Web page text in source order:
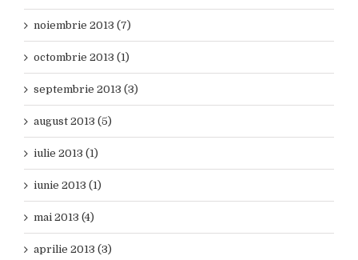
noiembrie 2013 (7)
octombrie 2013 (1)
septembrie 2013 (3)
august 2013 (5)
iulie 2013 (1)
iunie 2013 (1)
mai 2013 (4)
aprilie 2013 (3)